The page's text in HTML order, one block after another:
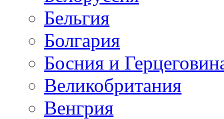
Бельгия
Болгария
Босния и
Великобритания
Венгрия